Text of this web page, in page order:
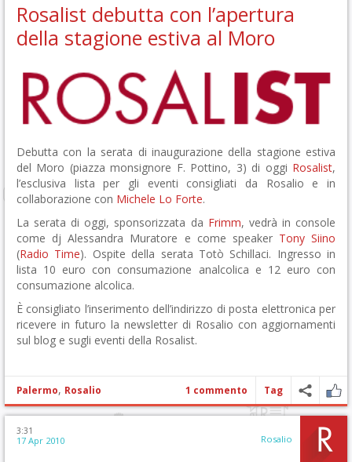
Rosalist debutta con l’apertura
della stagione estiva al Moro
Debutta con la serata di inaugurazione della stagione estiva
del Moro (piazza monsignore F. Pottino, 3) di oggi Rosalist,
l’esclusiva lista per gli eventi consigliati da Rosalio e in
collaborazione con Michele Lo Forte.
La serata di oggi, sponsorizzata da Frimm, vedrà in console
come dj Alessandra Muratore e come speaker Tony Siino
(Radio Time). Ospite della serata Totò Schillaci. Ingresso in
lista 10 euro con consumazione analcolica e 12 euro con
consumazione alcolica.
È consigliato l’inserimento dell’indirizzo di posta elettronica per
ricevere in futuro la newsletter di Rosalio con aggiornamenti
sul blog e sugli eventi della Rosalist.
Palermo, Rosalio 1 commento Tag
3:31
17 Apr 2010 Rosalio